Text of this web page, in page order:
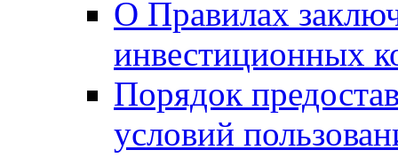
О Правилах
инвестиционных
Порядок
условий